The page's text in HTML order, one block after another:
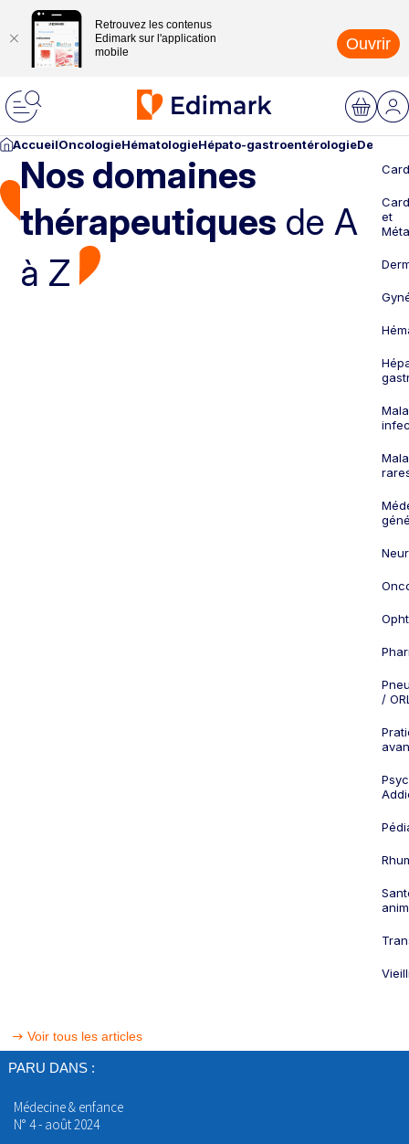
Retrouvez les contenus
Edimark sur l'application
mobile
Ouvrir
AccueilOncologieHématologieHépato-gastroentérologie
Nos domaines
thérapeutiques de A
à Z
et
/
Voir tous les articles
PARU DANS :
Médecine & enfance
N° 4 - août 2024